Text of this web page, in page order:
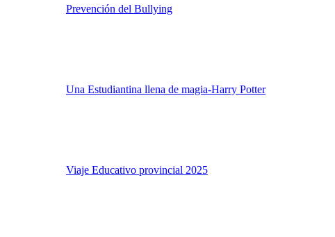
Prevención del Bullying
Una Estudiantina llena de magia-Harry Potter
Viaje Educativo provincial 2025